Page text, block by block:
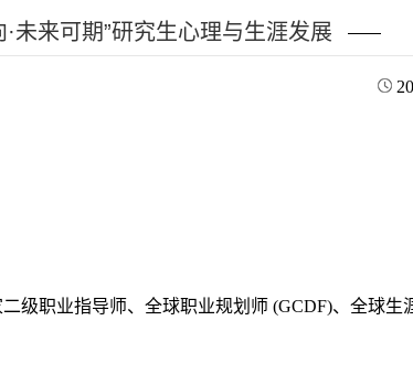
·未来可期”研究生心理与生涯发展
职业指导师、全球职业规划师 (GCDF)、全球生涯